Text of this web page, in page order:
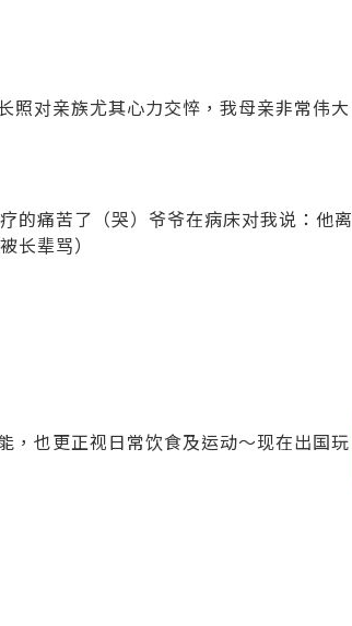
照对亲族尤其心力交悴，我母亲非常伟大
的痛苦了（哭）爷爷在病床对我说：他离
长辈骂）
，也更正视日常饮食及运动～现在出国玩